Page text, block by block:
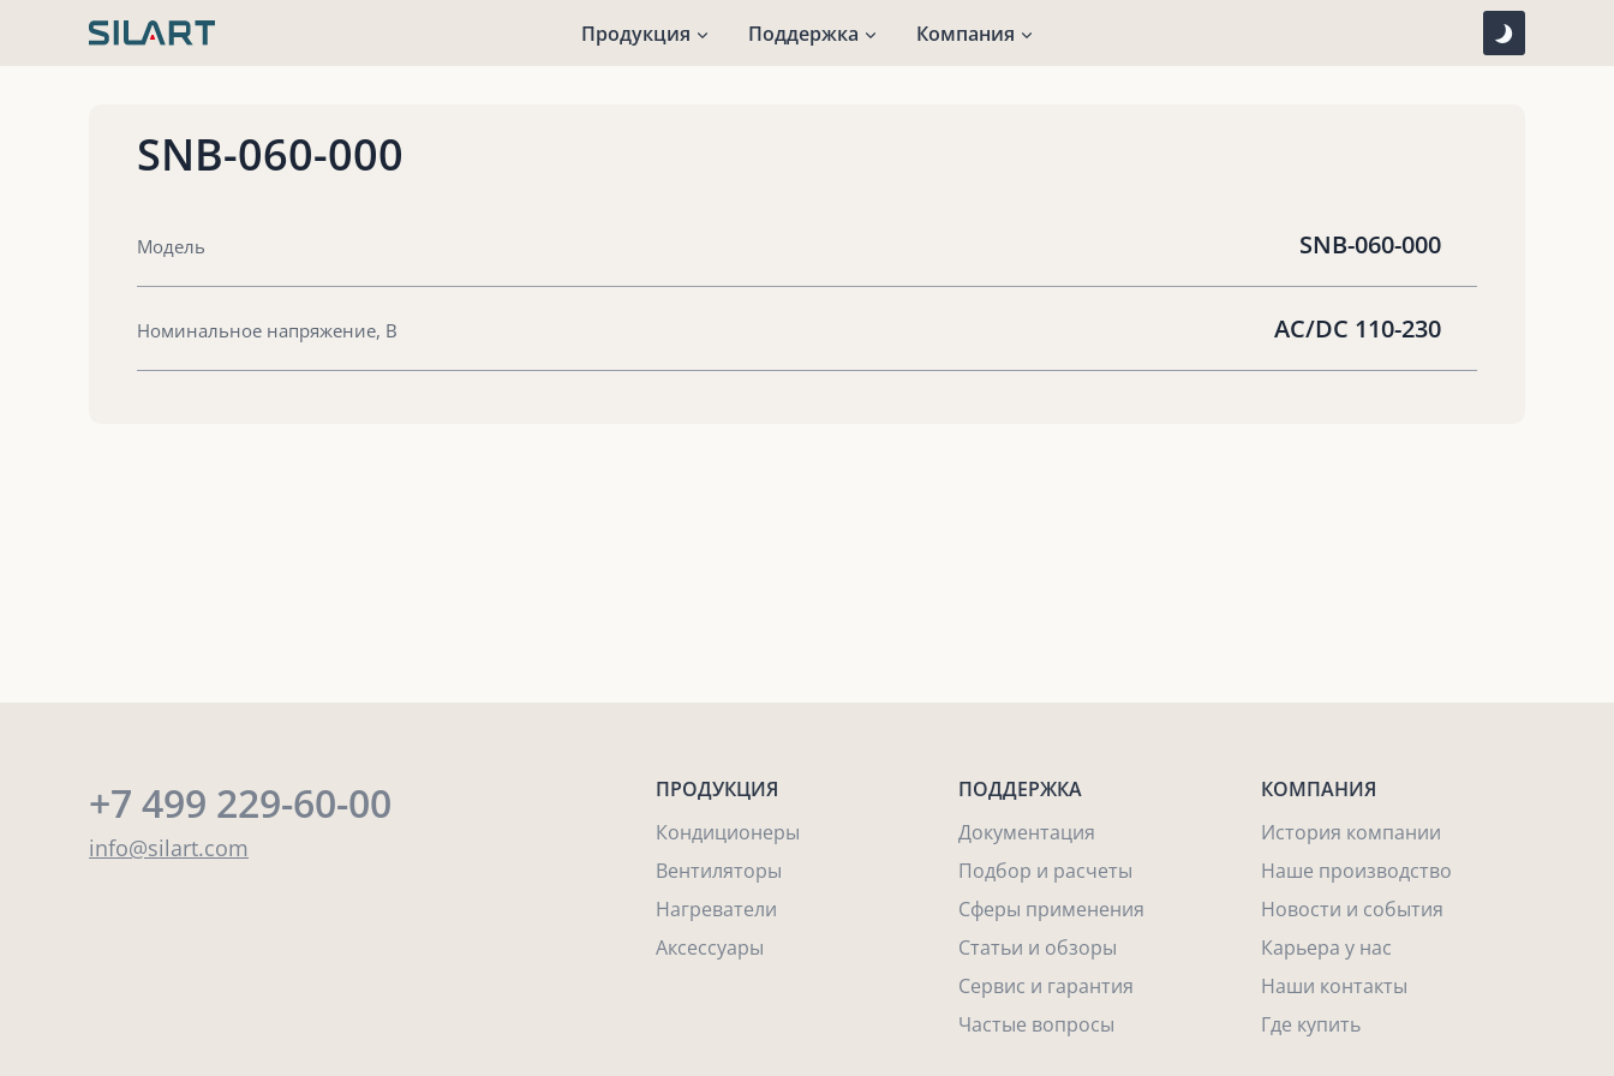
Продукция Поддержка Компания
SNB-060-000
Модель SNB-060-000
Номинальное напряжение, В AC/DC 110-230
+7 499 229-60-00
info@silart.com
ПРОДУКЦИЯ
Кондиционеры
Вентиляторы
Нагреватели
Аксессуары
ПОДДЕРЖКА
Документация
Подбор и расчеты
Сферы применения
Статьи и обзоры
Сервис и гарантия
Частые вопросы
КОМПАНИЯ
История компании
Наше производство
Новости и события
Карьера у нас
Наши контакты
Где купить